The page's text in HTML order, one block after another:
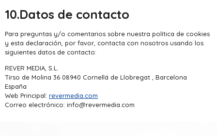
10.Datos de contacto
Para preguntas y/o comentarios sobre nuestra política de cookies
y esta declaración, por favor, contacta con nosotros usando los
siguientes datos de contacto:
REVER MEDIA, S.L.
Tirso de Molina 36 08940 Cornellá de Llobregat , Barcelona
España
Web Principal: revermedia.com
Correo electrónico: info@revermedia.com